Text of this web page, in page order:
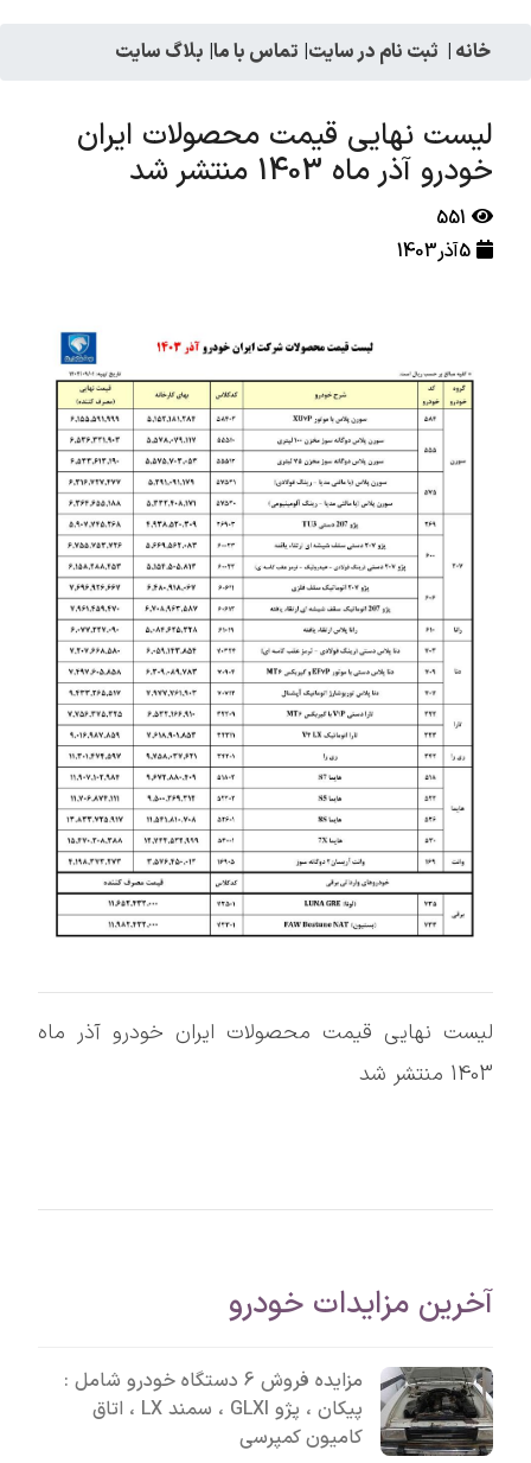
خانه | ثبت نام در سایت| تماس با ما| بلاگ سایت
لیست نهایی قیمت محصولات ایران
خودرو آذر ماه 1403 منتشر شد
551
5آذر1403
لیست نهایی قیمت محصولات ایران خودرو آذر ماه
1403 منتشر شد
آخرین مزایدات خودرو
مزایده فروش 6 دستگاه خودرو شامل :
پیکان ، پژو GLXI ، سمند LX ، اتاق
کامیون کمپرسی